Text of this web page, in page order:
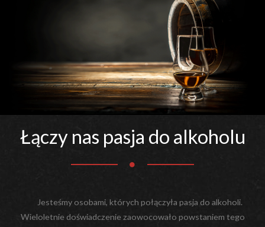
Łączy nas pasja do alkoholu
Jesteśmy osobami, których połączyła pasja do alkoholi.
Wieloletnie doświadczenie zaowocowało powstaniem tego